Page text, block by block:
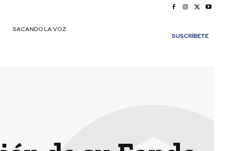
SACANDO LA VOZ
SUSCRÍBETE